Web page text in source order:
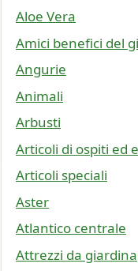
Aloe Vera
Amici benefici del
Angurie
Animali
Arbusti
Articoli di ospiti ed
Articoli speciali
Aster
Atlantico centrale
Attrezzi da